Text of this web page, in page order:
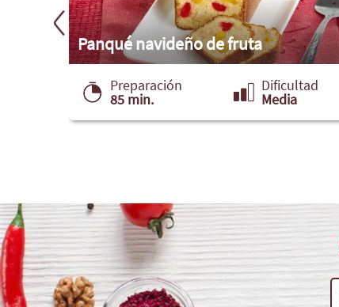
Panqué navideño de fruta
Preparación
85 min.
Dificultad
Media